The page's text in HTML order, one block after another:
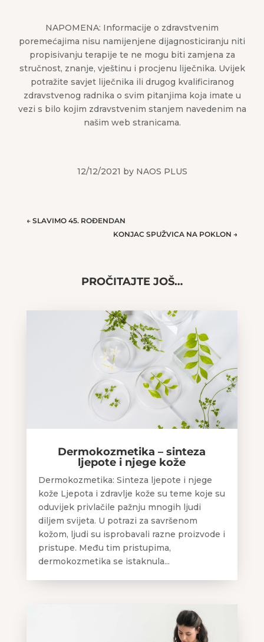
NAPOMENA: Informacije o zdravstvenim
poremećajima nisu namijenjene dijagnosticiranju niti
propisivanju terapije te ne mogu biti zamjena za
stručnost, znanje, vještinu i procjenu liječnika. Uvijek
potražite savjet liječnika ili drugog kvalificiranog
zdravstvenog radnika o svim pitanjima koja imate u
vezi s bilo kojim zdravstvenim stanjem navedenim na
našim web stranicama.
12/12/2021 by NAOS PLUS
← SLAVIMO 45. ROĐENDAN
KONJAC SPUŽVICA NA POKLON →
PROČITAJTE JOŠ…
Dermokozmetika – sinteza
ljepote i njege kože
Dermokozmetika: Sinteza ljepote i njege
kože Ljepota i zdravlje kože su teme koje su
oduvijek privlačile pažnju mnogih ljudi
diljem svijeta. U potrazi za savršenom
kožom, ljudi su isprobavali razne proizvode i
pristupe. Među tim pristupima,
dermokozmetika se istaknula...